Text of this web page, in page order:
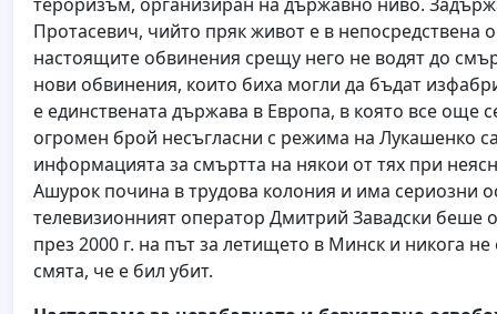
Протасевич, чийто пряк живот е в непосредствена
настоящите обвинения срещу него не водят до
нови обвинения, които биха могли да бъдат
е единствената държава в Европа, в която все още
огромен брой несъгласни с режима на Лукашенко
информацията за смъртта на някои от тях при
Ашурок почина в трудова колония и има сериозни
телевизионният оператор Дмитрий Завадски беше
през 2000 г. на път за летището в Минск и никога
смята, че е бил убит.